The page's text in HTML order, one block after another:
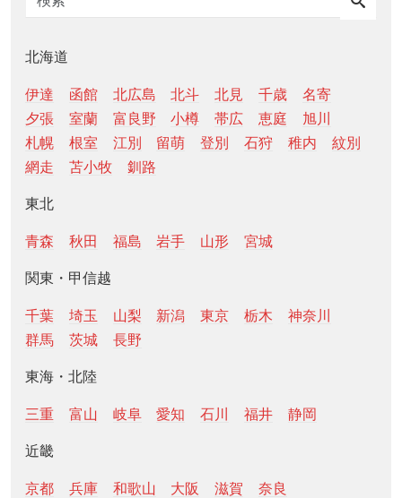
北海道
伊達 函館 北広島 北斗 北見 千歳
名寄
夕張
室蘭 富良野 小樽 帯広 恵庭
旭川
札幌
根室 江別 留萌 登別 石狩 稚内
紋別
網走
苫小牧 釧路
東北
青森 秋田 福島 岩手 山形 宮城
関東・甲信越
千葉 埼玉 山梨 新潟 東京 栃木
神奈川
群馬
茨城 長野
東海・北陸
三重 富山 岐阜 愛知 石川 福井 静岡
近畿
京都 兵庫 和歌山 大阪 滋賀 奈良